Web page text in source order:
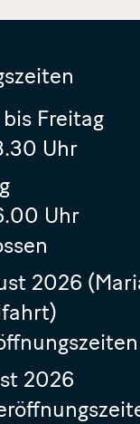
Freitag
Uhr
Uhr
2026
2026